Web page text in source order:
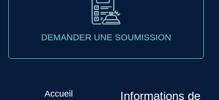
DEMANDER UNE SOUMISSION
Accueil Informations de